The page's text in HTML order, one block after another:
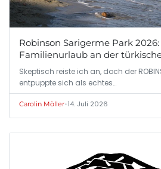
Robinson Sarigerme Park
Familienurlaub an der
Skeptisch reiste ich an, doch der
entpuppte sich als echtes…
Carolin Möller•14. Juli 2026